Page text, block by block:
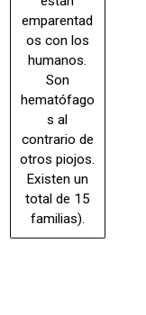
emparentad
os con los
humanos.
Son
hematófago
s al
contrario de
otros piojos.
Existen un
total de 15
familias).